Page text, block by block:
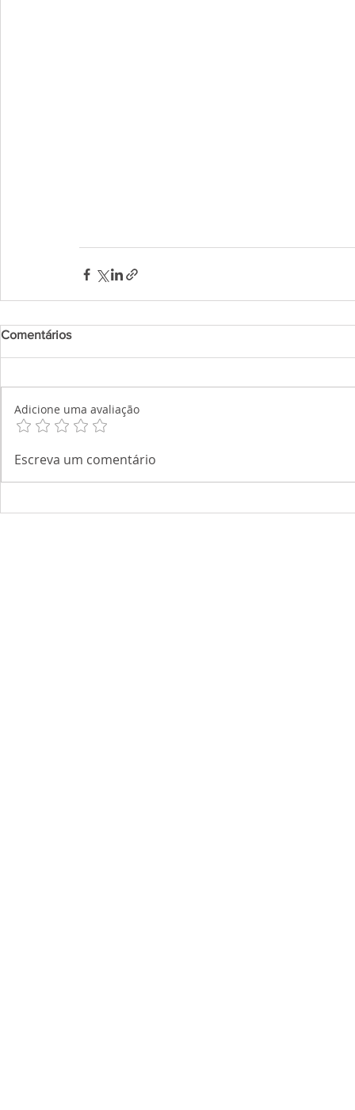
Comentários
Adicione uma avaliação
Escreva um comentário